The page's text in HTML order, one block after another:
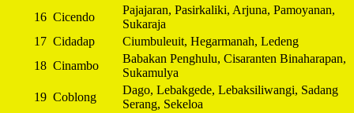
16 Cicendo
Pajajaran, Pasirkaliki, Arjuna, Pamoyanan,
Sukaraja
17 Cidadap
Ciumbuleuit, Hegarmanah, Ledeng
18 Cinambo
Babakan Penghulu, Cisaranten Binaharapan,
Sukamulya
19 Coblong
Dago, Lebakgede, Lebaksiliwangi, Sadang
Serang, Sekeloa